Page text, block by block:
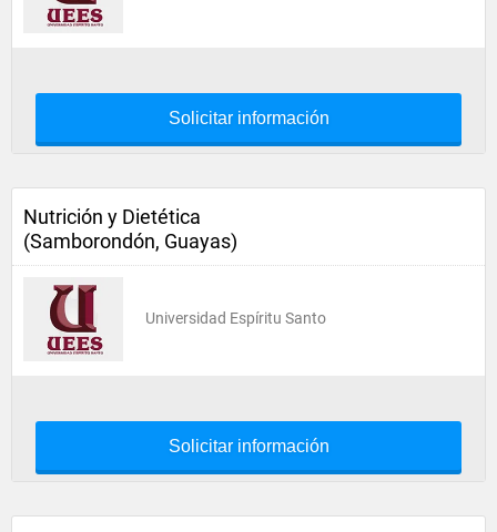
Solicitar información
Nutrición y Dietética
(Samborondón, Guayas)
Universidad Espíritu Santo
Solicitar información